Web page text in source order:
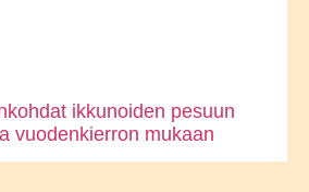
ikkunoiden pesuun
vuodenkierron mukaan